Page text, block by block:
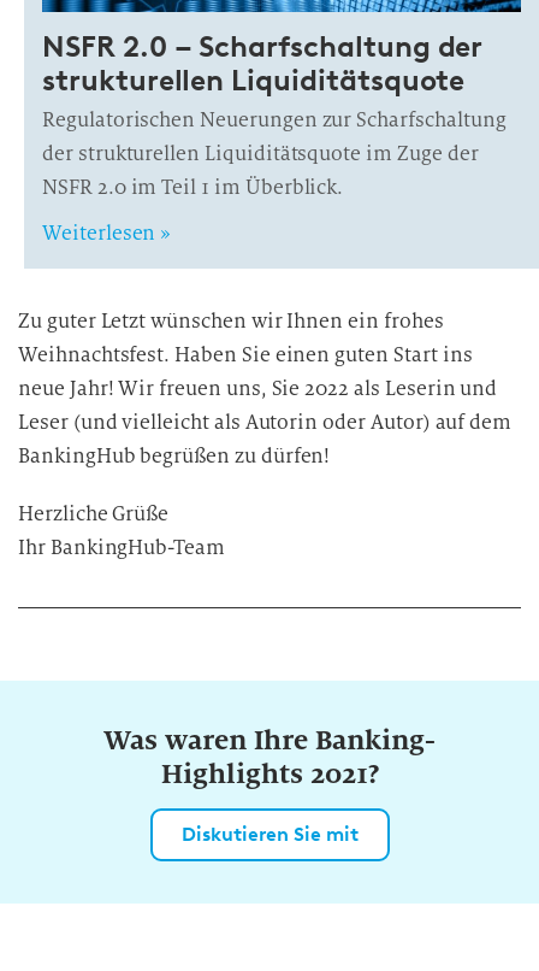
NSFR 2.0 – Scharfschaltung der
strukturellen Liquiditätsquote
Regulatorischen Neuerungen zur Scharfschaltung
der strukturellen Liquiditätsquote im Zuge der
NSFR 2.0 im Teil 1 im Überblick.
Weiterlesen »
Zu guter Letzt wünschen wir Ihnen ein frohes
Weihnachtsfest. Haben Sie einen guten Start ins
neue Jahr! Wir freuen uns, Sie 2022 als Leserin und
Leser (und vielleicht als Autorin oder Autor) auf dem
BankingHub begrüßen zu dürfen!
Herzliche Grüße
Ihr BankingHub-Team
Was waren Ihre Banking-
Highlights 2021?
Diskutieren Sie mit